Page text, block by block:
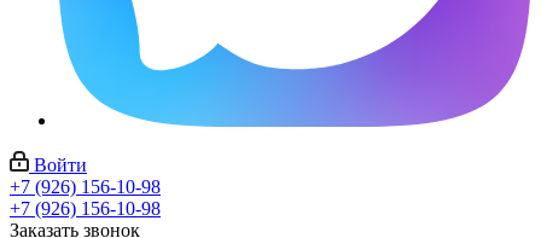
Войти
+7 (926) 156-10-98
+7 (926) 156-10-98
Заказать звонок